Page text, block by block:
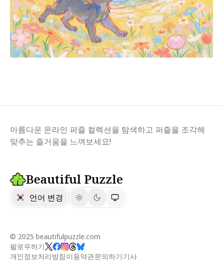
아름다운 온라인 퍼즐 컬렉션을 탐색하고 퍼즐을 조각해
맞추는 즐거움을 느껴보세요!
Beautiful Puzzle
언어 변경
© 2025 beautifulpuzzle.com
팔로우하기
개인정보처리방침 이용약관문의하기 기사